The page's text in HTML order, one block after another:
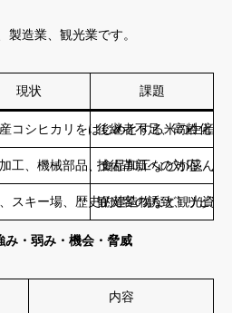
製造業、観光業です。
現状 課題
コシヒカリをはじめとする米の生産が
後継者不足、高齢化、
工、機械部品、食品加工などが盛ん。
技術革新への対応、人
スキー場、歴史的建造物など観光資源
観光客の誘致、リピー
み・弱み・機会・脅威
内容